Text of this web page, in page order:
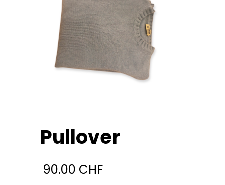
Pullover
90.00 CHF